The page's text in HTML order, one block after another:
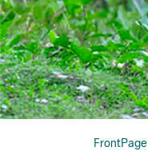
FrontPage